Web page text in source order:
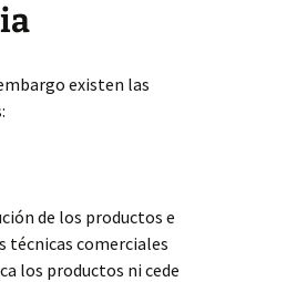
existen las
de los productos e
técnicas comerciales
los productos ni cede